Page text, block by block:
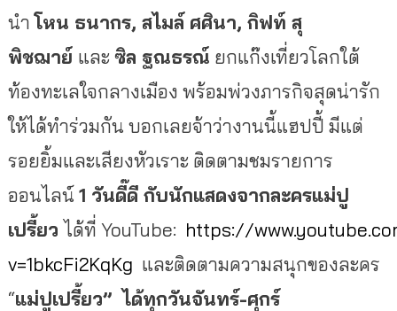
นำโหน ธนากร, สไมล์ ศศินา, กิฟท์ สุ
พิชฌาย์ และซิล ฐณธรณ์ ยกแก๊งเที่ยวโลกใต้
ท้องทะเลใจกลางเมือง พร้อมพ่วงภารกิจสุดน่ารัก
ให้ได้ทำร่วมกัน บอกเลยจ้าว่างานนี้แฮปปี้ มีแต่
รอยยิ้มและเสียงหัวเราะ ติดตามชมรายการ
ออนไลน์ 1 วันดี๊ดี กับนักแสดงจากละครแม่ปู
เปรี้ยว ได้ที่ YouTube: https://
v=1bkcFi2KqKg และติดตามความสนุกของละคร
“แม่ปูเปรี้ยว” ได้ทุกวันจันทร์-ศุกร์